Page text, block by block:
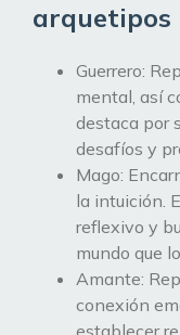
arquetipos
Guerrero:
mental, así
destaca por
desafíos y
Mago:
la intuición.
reflexivo y
mundo que
Amante:
conexión